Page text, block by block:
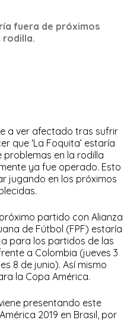
fuera de próximos
rodilla.
a ver afectado tras sufrir
que ‘La Foquita’ estaría
en la rodilla
ya fue operado. Esto
jugando en los próximos
partido con Alianza
de Fútbol (FPF) estaría
para los partidos de las
a Colombia (jueves 3
8 de junio). Así mismo
la Copa América.
presentando este
2019 en Brasil, por